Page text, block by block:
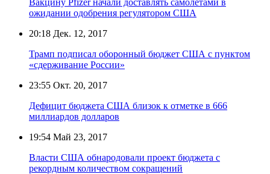
ожидании одобрения регулятором США
20:18 Дек. 12, 2017
Трамп подписал оборонный бюджет США с пунктом
«сдерживание России»
23:55 Окт. 20, 2017
Дефицит бюджета США близок к отметке в 666
миллиардов долларов
19:54 Май 23, 2017
Власти США обнародовали проект бюджета с
рекордным количеством сокращений